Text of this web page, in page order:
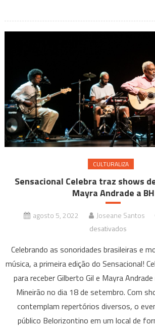
a
18
de
CULTURALIZA
Sensacional Celebra traz shows
Mayra Andrade a BH
agosto 5, 2022 Joseane Santos
desativados
Celebra
traz
shows
de
Gilberto
Gil
Celebrando as sonoridades brasileiras e
música, a primeira edição do Sensacional!
para receber Gilberto Gil e Mayra
Mineirão no dia 18 de setembro. Com
contemplam repertórios diversos, o
público Belorizontino em um local de